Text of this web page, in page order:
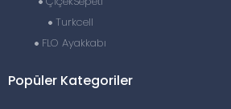
Turkcell
FLO Ayakkabı
Popüler Kategoriler